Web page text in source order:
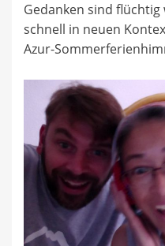
Gedanken sind
schnell in neuen
Azur-